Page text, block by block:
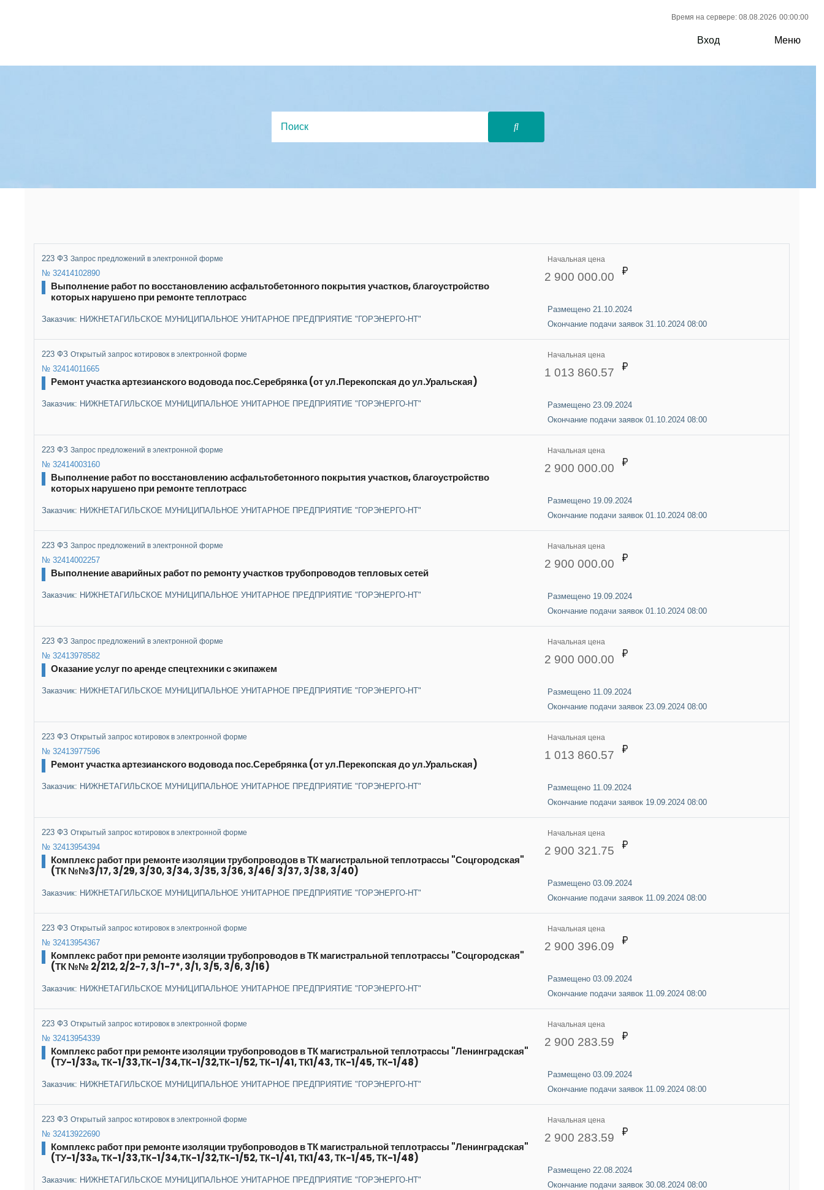
Время на сервере: 08.08.2026 00:00:00
Вход Меню
223 ФЗЗапрос предложений в электронной форме
№ 32414102890
Выполнение работ по восстановлению асфальтобетонного покрытия участков, благоустройство
которых нарушено при ремонте теплотрасс
Заказчик: НИЖНЕТАГИЛЬСКОЕ МУНИЦИПАЛЬНОЕ УНИТАРНОЕ ПРЕДПРИЯТИЕ "ГОРЭНЕРГО-НТ"
Начальная цена
2 900 000.00
Размещено 21.10.2024
Окончание подачи заявок 31.10.2024 08:00
223 ФЗОткрытый запрос котировок в электронной форме
№ 32414011665
Ремонт участка артезианского водовода пос.Серебрянка (от ул.Перекопская до ул.Уральская)
Заказчик: НИЖНЕТАГИЛЬСКОЕ МУНИЦИПАЛЬНОЕ УНИТАРНОЕ ПРЕДПРИЯТИЕ "ГОРЭНЕРГО-НТ"
Начальная цена
1 013 860.57
Размещено 23.09.2024
Окончание подачи заявок 01.10.2024 08:00
223 ФЗЗапрос предложений в электронной форме
№ 32414003160
Выполнение работ по восстановлению асфальтобетонного покрытия участков, благоустройство
которых нарушено при ремонте теплотрасс
Заказчик: НИЖНЕТАГИЛЬСКОЕ МУНИЦИПАЛЬНОЕ УНИТАРНОЕ ПРЕДПРИЯТИЕ "ГОРЭНЕРГО-НТ"
Начальная цена
2 900 000.00
Размещено 19.09.2024
Окончание подачи заявок 01.10.2024 08:00
223 ФЗЗапрос предложений в электронной форме
№ 32414002257
Выполнение аварийных работ по ремонту участков трубопроводов тепловых сетей
Заказчик: НИЖНЕТАГИЛЬСКОЕ МУНИЦИПАЛЬНОЕ УНИТАРНОЕ ПРЕДПРИЯТИЕ "ГОРЭНЕРГО-НТ"
Начальная цена
2 900 000.00
Размещено 19.09.2024
Окончание подачи заявок 01.10.2024 08:00
223 ФЗЗапрос предложений в электронной форме
№ 32413978582
Оказание услуг по аренде спецтехники с экипажем
Заказчик: НИЖНЕТАГИЛЬСКОЕ МУНИЦИПАЛЬНОЕ УНИТАРНОЕ ПРЕДПРИЯТИЕ "ГОРЭНЕРГО-НТ"
Начальная цена
2 900 000.00
Размещено 11.09.2024
Окончание подачи заявок 23.09.2024 08:00
223 ФЗОткрытый запрос котировок в электронной форме
№ 32413977596
Ремонт участка артезианского водовода пос.Серебрянка (от ул.Перекопская до ул.Уральская)
Заказчик: НИЖНЕТАГИЛЬСКОЕ МУНИЦИПАЛЬНОЕ УНИТАРНОЕ ПРЕДПРИЯТИЕ "ГОРЭНЕРГО-НТ"
Начальная цена
1 013 860.57
Размещено 11.09.2024
Окончание подачи заявок 19.09.2024 08:00
223 ФЗОткрытый запрос котировок в электронной форме
№ 32413954394
Комплекс работ при ремонте изоляции трубопроводов в ТК магистральной теплотрассы "Соцгородская"
(ТК №№3/17, 3/29, 3/30, 3/34, 3/35, 3/36, 3/46/ 3/37, 3/38, 3/40)
Заказчик: НИЖНЕТАГИЛЬСКОЕ МУНИЦИПАЛЬНОЕ УНИТАРНОЕ ПРЕДПРИЯТИЕ "ГОРЭНЕРГО-НТ"
Начальная цена
2 900 321.75
Размещено 03.09.2024
Окончание подачи заявок 11.09.2024 08:00
223 ФЗОткрытый запрос котировок в электронной форме
№ 32413954367
Комплекс работ при ремонте изоляции трубопроводов в ТК магистральной теплотрассы "Соцгородская"
(ТК №№ 2/212, 2/2-7, 3/1-7*, 3/1, 3/5, 3/6, 3/16)
Заказчик: НИЖНЕТАГИЛЬСКОЕ МУНИЦИПАЛЬНОЕ УНИТАРНОЕ ПРЕДПРИЯТИЕ "ГОРЭНЕРГО-НТ"
Начальная цена
2 900 396.09
Размещено 03.09.2024
Окончание подачи заявок 11.09.2024 08:00
223 ФЗОткрытый запрос котировок в электронной форме
№ 32413954339
Комплекс работ при ремонте изоляции трубопроводов в ТК магистральной теплотрассы "Ленинградская"
(ТУ-1/33а, ТК-1/33,ТК-1/34,ТК-1/32,ТК-1/52, ТК-1/41, ТК1/43, ТК-1/45, ТК-1/48)
Заказчик: НИЖНЕТАГИЛЬСКОЕ МУНИЦИПАЛЬНОЕ УНИТАРНОЕ ПРЕДПРИЯТИЕ "ГОРЭНЕРГО-НТ"
Начальная цена
2 900 283.59
Размещено 03.09.2024
Окончание подачи заявок 11.09.2024 08:00
223 ФЗОткрытый запрос котировок в электронной форме
№ 32413922690
Комплекс работ при ремонте изоляции трубопроводов в ТК магистральной теплотрассы "Ленинградская"
(ТУ-1/33а, ТК-1/33,ТК-1/34,ТК-1/32,ТК-1/52, ТК-1/41, ТК1/43, ТК-1/45, ТК-1/48)
Заказчик: НИЖНЕТАГИЛЬСКОЕ МУНИЦИПАЛЬНОЕ УНИТАРНОЕ ПРЕДПРИЯТИЕ "ГОРЭНЕРГО-НТ"
Начальная цена
2 900 283.59
Размещено 22.08.2024
Окончание подачи заявок 30.08.2024 08:00